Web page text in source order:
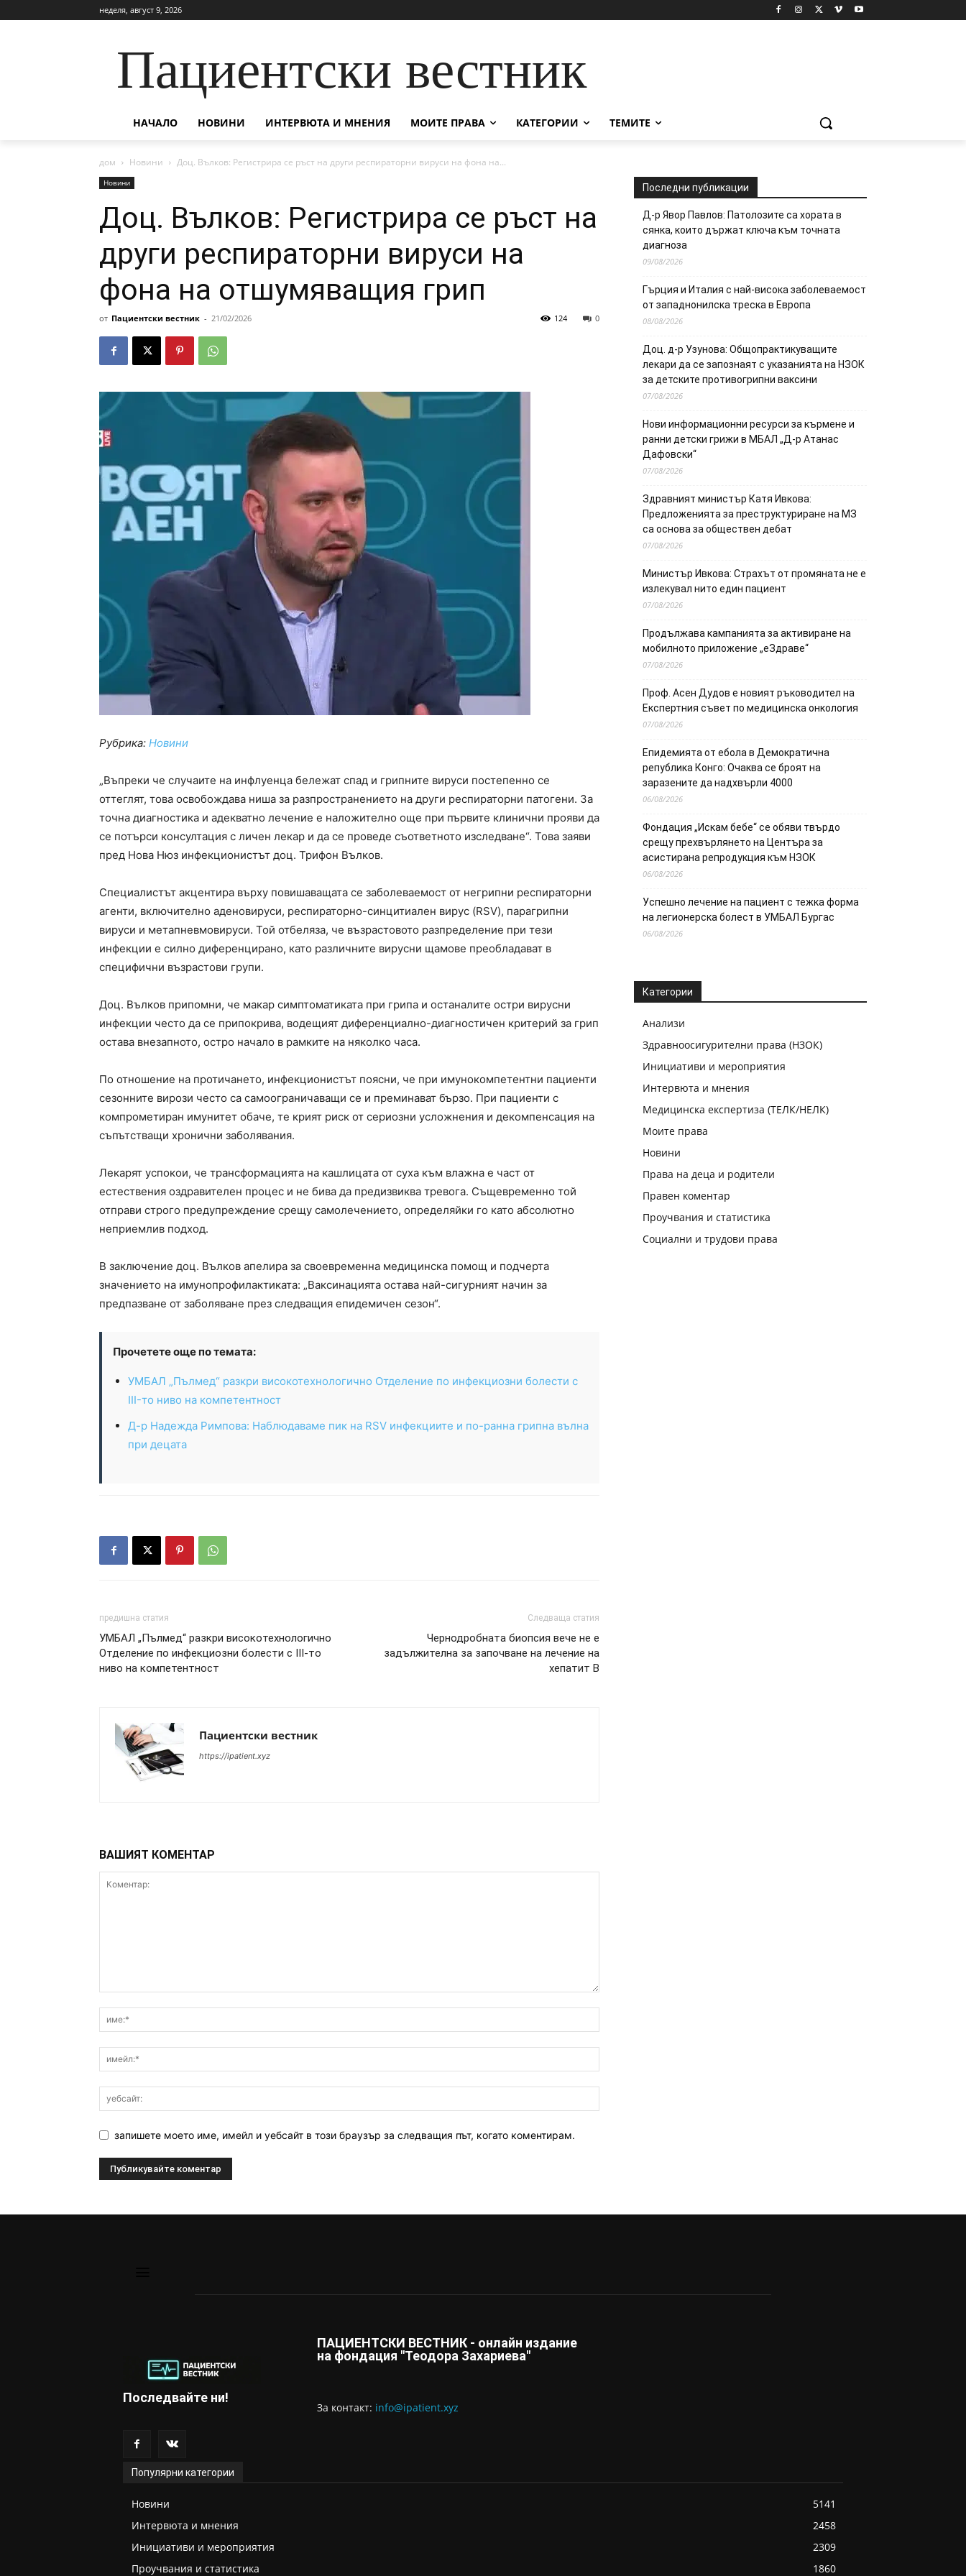
неделя, август 9, 2026
Пациентски вестник
НАЧАЛО НОВИНИ ИНТЕРВЮТА И МНЕНИЯ МОИТЕ ПРАВА КАТЕГОРИИ ТЕМИТЕ
дом Новини Доц. Вълков: Регистрира се ръст на други респираторни вируси на фона на...
Новини
Доц. Вълков: Регистрира се ръст на
други респираторни вируси на
фона на отшумяващия грип
от Пациентски вестник - 21/02/2026 0
124
Рубрика: Новини
„Въпреки че случаите на инфлуенца бележат спад и грипните вируси постепенно се
оттеглят, това освобождава ниша за разпространението на други респираторни патогени. За
точна диагностика и адекватно лечение е наложително още при първите клинични прояви да
се потърси консултация с личен лекар и да се проведе съответното изследване“. Това заяви
пред Нова Нюз инфекционистът доц. Трифон Вълков.
Специалистът акцентира върху повишаващата се заболеваемост от негрипни респираторни
агенти, включително аденовируси, респираторно-синцитиален вирус (RSV), парагрипни
вируси и метапневмовируси. Той отбеляза, че възрастовото разпределение при тези
инфекции е силно диференцирано, като различните вирусни щамове преобладават в
специфични възрастови групи.
Доц. Вълков припомни, че макар симптоматиката при грипа и останалите остри вирусни
инфекции често да се припокрива, водещият диференциално-диагностичен критерий за грип
остава внезапното, остро начало в рамките на няколко часа.
По отношение на протичането, инфекционистът поясни, че при имунокомпетентни пациенти
сезонните вирози често са самоограничаващи се и преминават бързо. При пациенти с
компрометиран имунитет обаче, те крият риск от сериозни усложнения и декомпенсация на
съпътстващи хронични заболявания.
Лекарят успокои, че трансформацията на кашлицата от суха към влажна е част от
естествения оздравителен процес и не бива да предизвиква тревога. Същевременно той
отправи строго предупреждение срещу самолечението, определяйки го като абсолютно
неприемлив подход.
В заключение доц. Вълков апелира за своевременна медицинска помощ и подчерта
значението на имунопрофилактиката: „Ваксинацията остава най-сигурният начин за
предпазване от заболяване през следващия епидемичен сезон“.
Прочетете още по темата:
УМБАЛ „Пълмед“ разкри високотехнологично Отделение по инфекциозни болести с
III-то ниво на компетентност
Д-р Надежда Римпова: Наблюдаваме пик на RSV инфекциите и по-ранна грипна вълна
при децата
предишна статия
УМБАЛ „Пълмед“ разкри високотехнологично
Отделение по инфекциозни болести с III-то
ниво на компетентност
Следваща статия
Чернодробната биопсия вече не е
задължителна за започване на лечение на
хепатит В
Пациентски вестник
https://ipatient.xyz
ВАШИЯТ КОМЕНТАР
запишете моето име, имейл и уебсайт в този браузър за следващия път, когато коментирам.
Последни публикации
Д-р Явор Павлов: Патолозите са хората в
сянка, които държат ключа към точната
диагноза
09/08/2026
Гърция и Италия с най-висока заболеваемост
от западнонилска треска в Европа
08/08/2026
Доц. д-р Узунова: Общопрактикуващите
лекари да се запознаят с указанията на НЗОК
за детските противогрипни ваксини
07/08/2026
Нови информационни ресурси за кърмене и
ранни детски грижи в МБАЛ „Д-р Атанас
Дафовски“
07/08/2026
Здравният министър Катя Ивкова:
Предложенията за преструктуриране на МЗ
са основа за обществен дебат
07/08/2026
Министър Ивкова: Страхът от промяната не е
излекувал нито един пациент
07/08/2026
Продължава кампанията за активиране на
мобилното приложение „еЗдраве“
07/08/2026
Проф. Асен Дудов е новият ръководител на
Експертния съвет по медицинска онкология
07/08/2026
Епидемията от ебола в Демократична
република Конго: Очаква се броят на
заразените да надхвърли 4000
06/08/2026
Фондация „Искам бебе“ се обяви твърдо
срещу прехвърлянето на Центъра за
асистирана репродукция към НЗОК
06/08/2026
Успешно лечение на пациент с тежка форма
на легионерска болест в УМБАЛ Бургас
06/08/2026
Категории
Анализи
Здравноосигурителни права (НЗОК)
Инициативи и мероприятия
Интервюта и мнения
Медицинска експертиза (ТЕЛК/НЕЛК)
Моите права
Новини
Права на деца и родители
Правен коментар
Проучвания и статистика
Социални и трудови права
Последвайте ни!
ПАЦИЕНТСКИ ВЕСТНИК - онлайн издание
на фондация "Теодора Захариева"
За контaкт: info@ipatient.xyz
Популярни категории
Новини
5141
Интервюта и мнения
2458
Инициативи и мероприятия
2309
Проучвания и статистика
1860